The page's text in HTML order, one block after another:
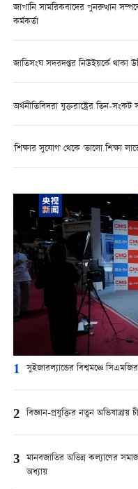
জাপানি সামরিকবাদের পুনরুত্থান
কর্মকর্তা
জাতিসংঘ সদরদপ্তর নিউইয়র্কে থাকা
অর্থনীতিবিদরা যুক্তরাষ্ট্রের তিন-
'শিক্ষার সুযোগ' থেকে 'ভালো শিক্ষা
1 সুইজার‍ল্যান্ডের বিশ্বমঞ্চে
2 বিজ্ঞান-প্রযুক্তির নতুন অভিযাত্রায়
3 মানবজাতির অভিন্ন কল্যাণের
অধ্যায়